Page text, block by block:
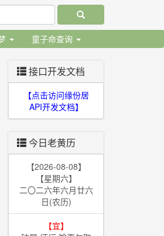
童子命查询
接口开发文档
【点击访问缘份居
API开发文档】
今日老黄历
【2026-08-08】
【星期六】
二〇二六年六月廿六
日(农历)
【宜】